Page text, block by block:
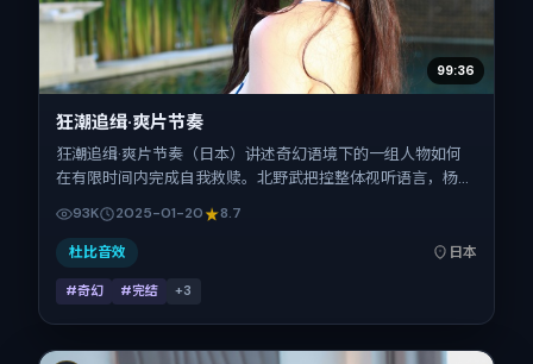
99:36
狂潮追缉·爽片节奏
狂潮追缉·爽片节奏（日本）讲述奇幻语境下的一组人物如何
在有限时间内完成自我救赎。北野武把控整体视听语言，杨
2025-01-20 起陆续登陆院线与网络平台，春节档前后公映，
片长99分钟。
93K 2025-01-20 8.7
杜比音效 日本
#奇幻 #完结 +3